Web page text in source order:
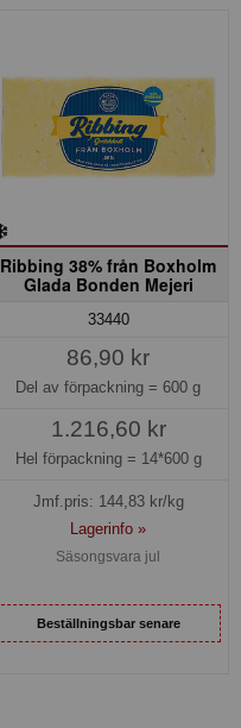
Ribbing 38% från Boxholm
Glada Bonden Mejeri
33440
86,90 kr
Del av förpackning = 600 g
1.216,60 kr
Hel förpackning = 14*600 g
Jmf.pris: 144,83kr/kg
Lagerinfo »
Säsongsvara jul
Beställningsbar senare